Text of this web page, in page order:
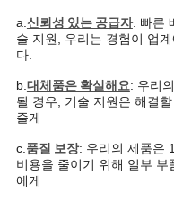
a. 신뢰성 있는 공급자. 빠른
술 지원, 우리는 경험이 업
다.
b. 대체품은 확실해요: 우리
될 경우, 기술 지원은 해결
줄게
c. 품질 보장: 우리의 제품은
비용을 줄이기 위해 일부 부
에게